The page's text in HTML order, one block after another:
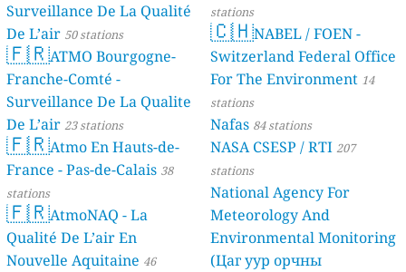
Surveillance De La Qualité
De L’air 50 stations
🇫🇷ATMO Bourgogne-
Franche-Comté -
Surveillance De La Qualite
De L’air 23 stations
🇫🇷Atmo En Hauts-de-
France - Pas-de-Calais 38
stations
🇫🇷AtmoNAQ - La
Qualité De L’air En
Nouvelle Aquitaine 46
stations
🇨🇭NABEL / FOEN -
Switzerland Federal Office
For The Environment 14
stations
Nafas 84 stations
NASA CSESP / RTI 207
stations
National Agency For
Meteorology And
Environmental Monitoring
(Цаг уур орчны